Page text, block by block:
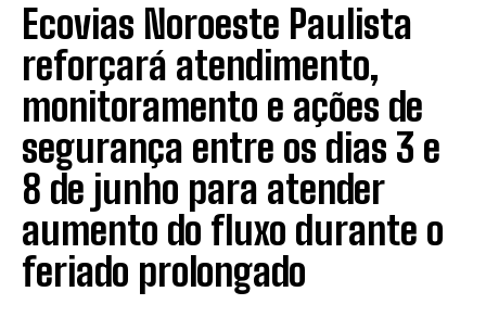
Ecovias Noroeste Paulista
reforçará atendimento,
monitoramento e ações de
segurança entre os dias 3 e
8 de junho para atender
aumento do fluxo durante o
feriado prolongado